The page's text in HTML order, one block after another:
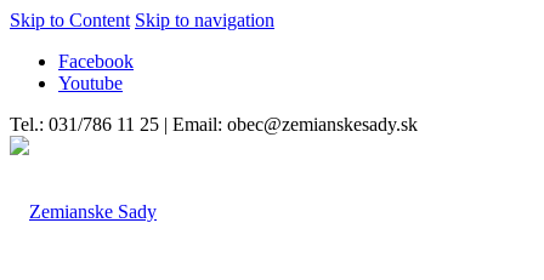
Skip to Content Skip to navigation
Facebook
Youtube
Tel.: 031/786 11 25 | Email: obec@zemianskesady.sk